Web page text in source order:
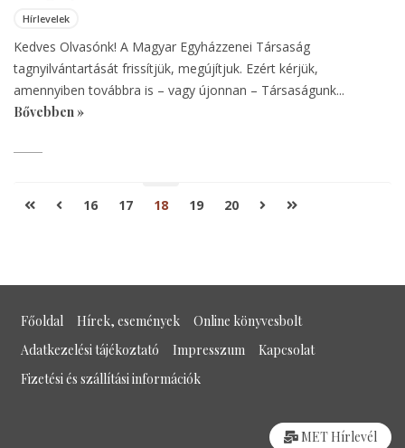
Hírlevelek
Kedves Olvasónk! A Magyar Egyházzenei Társaság
tagnyilvántartását frissítjük, megújítjuk. Ezért kérjük,
amennyiben továbbra is – vagy újonnan – Társaságunk...
Bővebben »
Previous page
16 17 18 19 20 Next page
22
Főoldal Hírek, események
Online könyvesbolt
Adatkezelési tájékoztató
Impresszum
Kapcsolat
Fizetési és szállítási információk
MET Hírlevél